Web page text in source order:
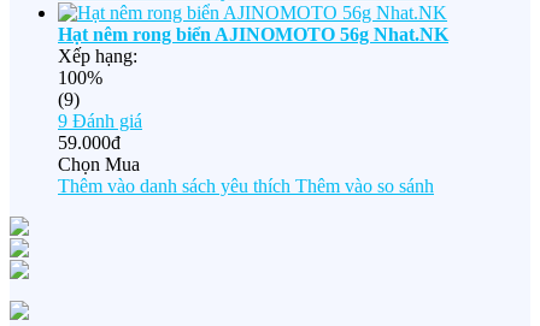
Hạt nêm rong biển AJINOMOTO 56g Nhat.NK
Xếp hạng:
100%
(9)
9 Đánh giá
59.000đ
Chọn Mua
Thêm vào danh sách yêu thích Thêm vào so sánh